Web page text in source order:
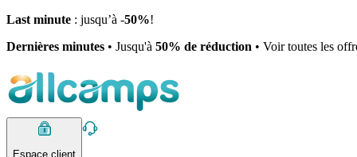
Last minute : jusqu’à -50%!
Dernières minutes • Jusqu'à 50% de réduction • Voir toutes les
Espace client